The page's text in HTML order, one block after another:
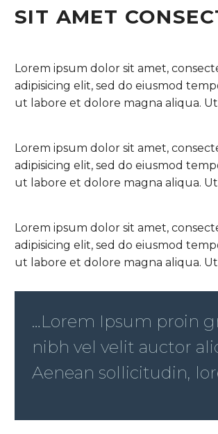
SIT AMET
Lorem ipsum dolor sit amet,
adipisicing elit, sed do eiusmod
ut labore et dolore magna aliqua.
Lorem ipsum dolor sit amet,
adipisicing elit, sed do eiusmod
ut labore et dolore magna aliqua.
Lorem ipsum dolor sit amet,
adipisicing elit, sed do eiusmod
ut labore et dolore magna aliqua.
…Lorem Ipsum proin
nibh vel velit auctor
Aenean sollicitudin,